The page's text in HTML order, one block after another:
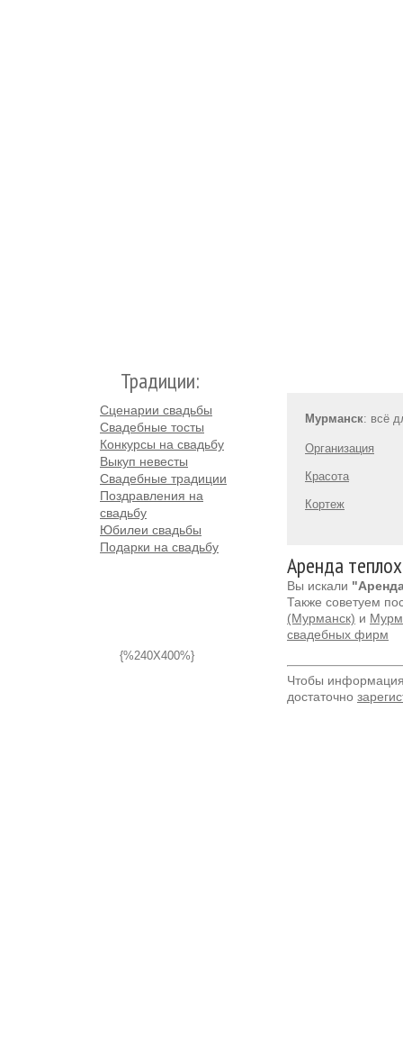
Традиции:
Сценарии свадьбы
Свадебные тосты
Конкурсы на свадьбу
Выкуп невесты
Свадебные традиции
Поздравления на
свадьбу
Юбилеи свадьбы
Подарки на свадьбу
{%240X400%}
Мурманск: всё
Организация
Красота
Кортеж
Аренда
Вы искали
Также советуем
(Мурманск) и
свадебных фирм
Чтобы
достаточно